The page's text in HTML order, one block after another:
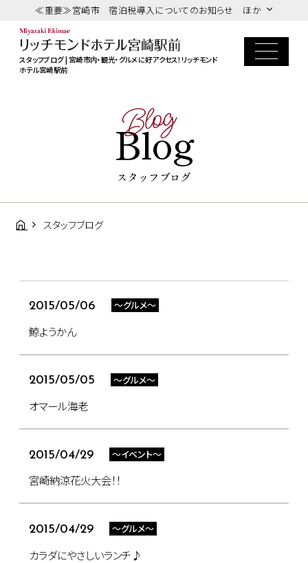
≪重要≫宮崎市 宿泊税導入についてのお知らせ ほか
スタッフブログ | 宮崎市内・観光・グルメに好アクセス！リッチモンド
ホテル宮崎駅前
Blog
Blog
スタッフブログ
スタッフブログ
2015/05/06 ～グルメ～
鯨ようかん
2015/05/05 ～グルメ～
オマール海老
2015/04/29 ～イベント～
宮崎納涼花火大会！！
2015/04/29 ～グルメ～
カラダにやさしいランチ♪